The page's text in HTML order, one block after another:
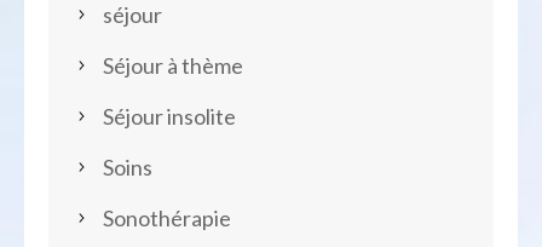
séjour
Séjour à thème
Séjour insolite
Soins
Sonothérapie